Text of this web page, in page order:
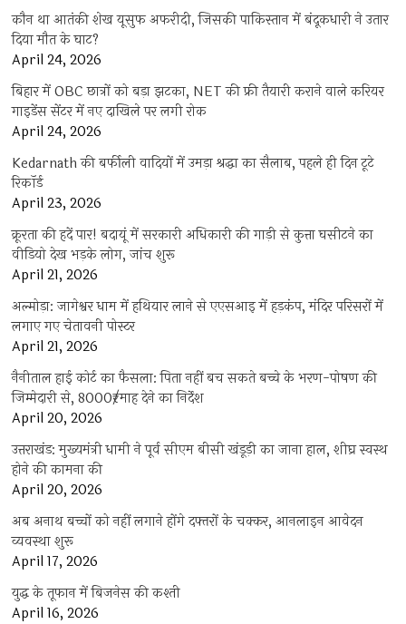
कौन था आतंकी शेख यूसुफ अफरीदी, जिसकी पाकिस्तान में बंदूकधारी ने उतार
दिया मौत के घाट?
April 24, 2026
बिहार में OBC छात्रों को बड़ा झटका, NET की फ्री तैयारी कराने वाले करियर
गाइडेंस सेंटर में नए दाखिले पर लगी रोक
April 24, 2026
Kedarnath की बर्फीली वादियों में उमड़ा श्रद्धा का सैलाब, पहले ही दिन टूटे
रिकॉर्ड
April 23, 2026
क्रूरता की हदें पार! बदायूं में सरकारी अधिकारी की गाड़ी से कुत्ता घसीटने का
वीडियो देख भड़के लोग, जांच शुरू
April 21, 2026
अल्मोड़ा: जागेश्वर धाम में हथियार लाने से एएसआइ में हड़कंप, मंदिर परिसरों में
लगाए गए चेतावनी पोस्टर
April 21, 2026
नैनीताल हाई कोर्ट का फैसला: पिता नहीं बच सकते बच्चे के भरण-पोषण की
जिम्मेदारी से, 8000₹/माह देने का निर्देश
April 20, 2026
उत्तराखंड: मुख्यमंत्री धामी ने पूर्व सीएम बीसी खंडूड़ी का जाना हाल, शीघ्र स्वस्थ
होने की कामना की
April 20, 2026
अब अनाथ बच्चों को नहीं लगाने होंगे दफ्तरों के चक्कर, आनलाइन आवेदन
व्यवस्था शुरू
April 17, 2026
युद्ध के तूफान में बिजनेस की कश्ती
April 16, 2026